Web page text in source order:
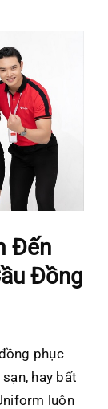
Đến
Đồng
phục
hay bất
luôn